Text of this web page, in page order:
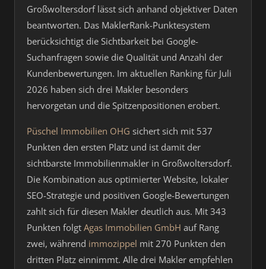
Großwoltersdorf lässt sich anhand objektiver Daten
beantworten. Das MaklerRank-Punktesystem
berücksichtigt die Sichtbarkeit bei Google-
Suchanfragen sowie die Qualität und Anzahl der
Kundenbewertungen. Im aktuellen Ranking für Juli
2026 haben sich drei Makler besonders
hervorgetan und die Spitzenpositionen erobert.
Püschel Immobilien OHG sichert sich mit 537
Punkten den ersten Platz und ist damit der
sichtbarste Immobilienmakler in Großwoltersdorf.
Die Kombination aus optimierter Website, lokaler
SEO-Strategie und positiven Google-Bewertungen
zahlt sich für diesen Makler deutlich aus. Mit 343
Punkten folgt Agas Immobilien GmbH auf Rang
zwei, während immozippel mit 270 Punkten den
dritten Platz einnimmt. Alle drei Makler empfehlen